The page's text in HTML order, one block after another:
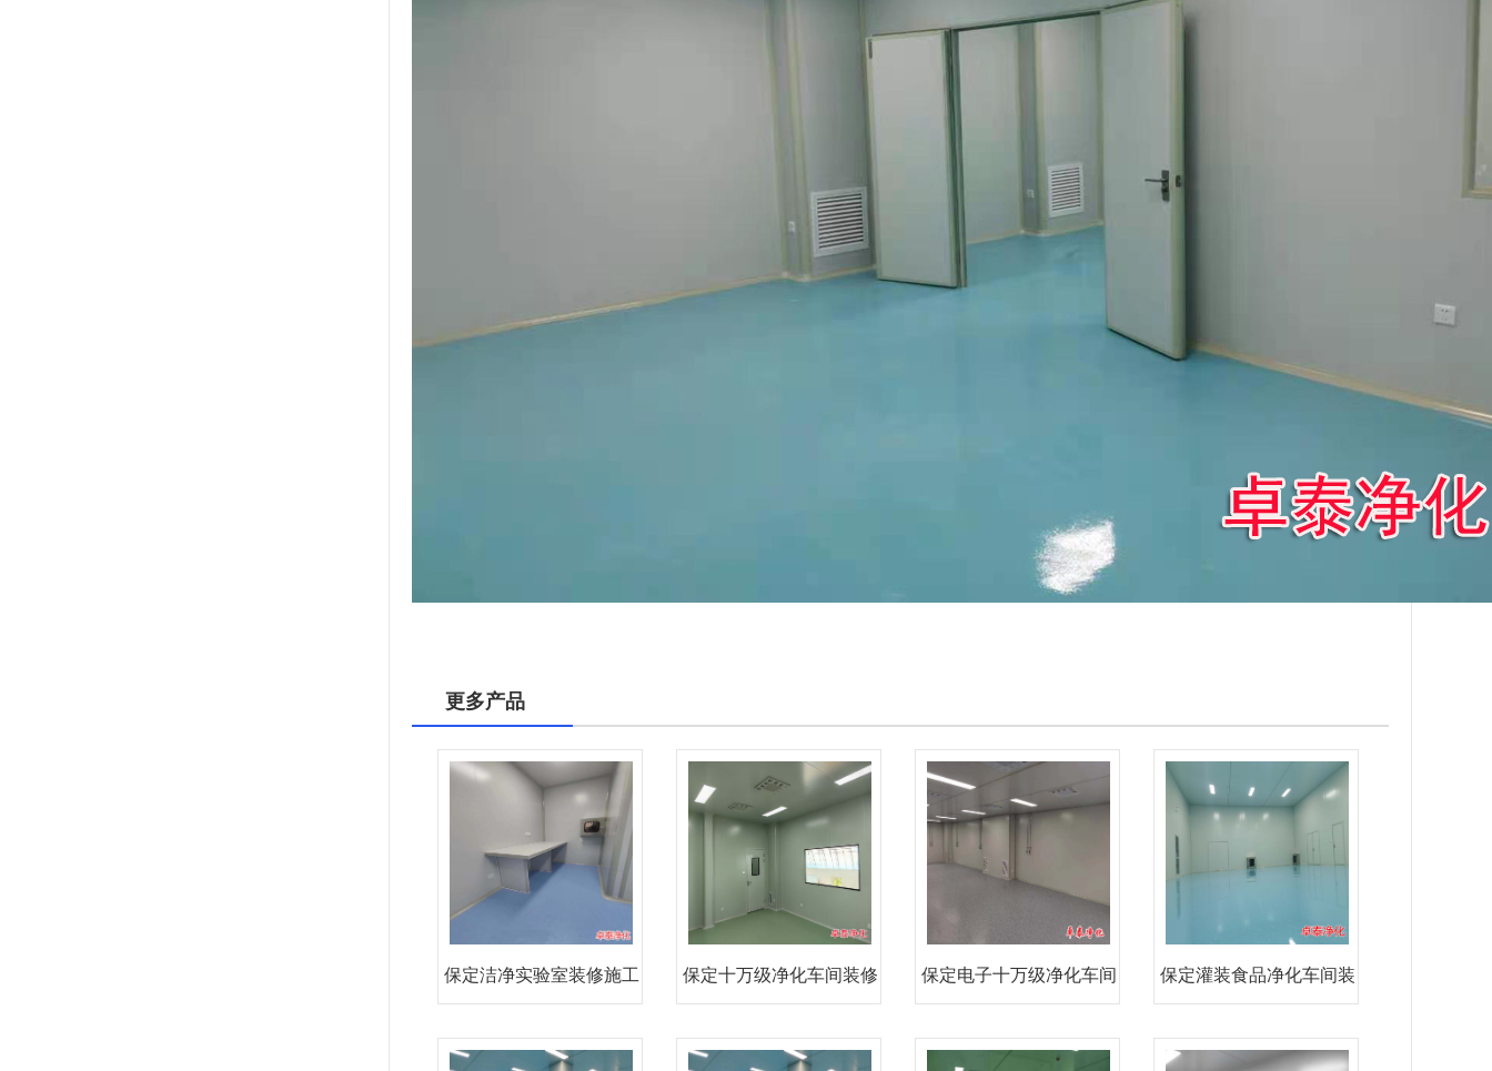
更多产品
保定洁净实验室装修施工 保定十万级净化车间装修 保定电子十万级净化车间 保定灌装食品净化车间装